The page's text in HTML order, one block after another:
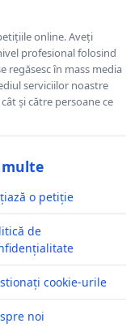
online. Aveți
profesional folosind
regăsesc în mass media
serviciilor noastre
și către persoane ce
o petiție
de
cookie-urile
noi